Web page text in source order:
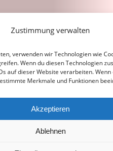
Zustimmung verwalten
verwenden wir Technologien wie
Wenn du diesen Technologien
auf dieser Website verarbeiten.
Merkmale und Funktionen
Akzeptieren
Ablehnen